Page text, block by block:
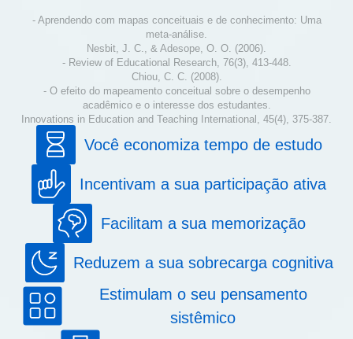
- Aprendendo com mapas conceituais e de conhecimento: Uma
meta-análise.
Nesbit, J. C., & Adesope, O. O. (2006).
- Review of Educational Research, 76(3), 413-448.
Chiou, C. C. (2008).
- O efeito do mapeamento conceitual sobre o desempenho
acadêmico e o interesse dos estudantes.
Innovations in Education and Teaching International, 45(4), 375-387.
Você economiza tempo de estudo
Incentivam a sua participação ativa
Facilitam a sua memorização
Reduzem a sua sobrecarga cognitiva
Estimulam o seu pensamento
sistêmico